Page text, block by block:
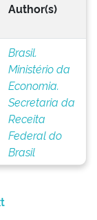
Author(s)
Brasil.
Ministério da
Economia.
Secretaria da
Receita
Federal do
Brasil